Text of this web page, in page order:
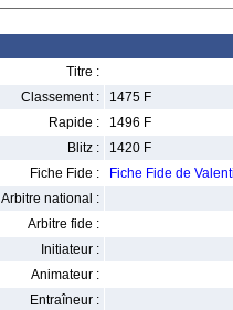
Titre :
Classement :
1475 F
Rapide :
1496 F
Blitz :
1420 F
Fiche Fide :
Fiche Fide de
Arbitre national :
Arbitre fide :
Initiateur :
Animateur :
Entraîneur :